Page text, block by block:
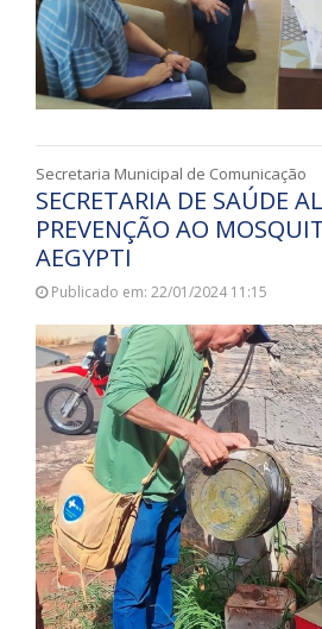
Secretaria Municipal de Comunicação
SECRETARIA DE SAÚDE
PREVENÇÃO AO
AEGYPTI
Publicado em: 22/01/2024 11:15